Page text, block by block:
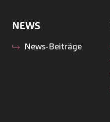
NEWS
News-Beiträge